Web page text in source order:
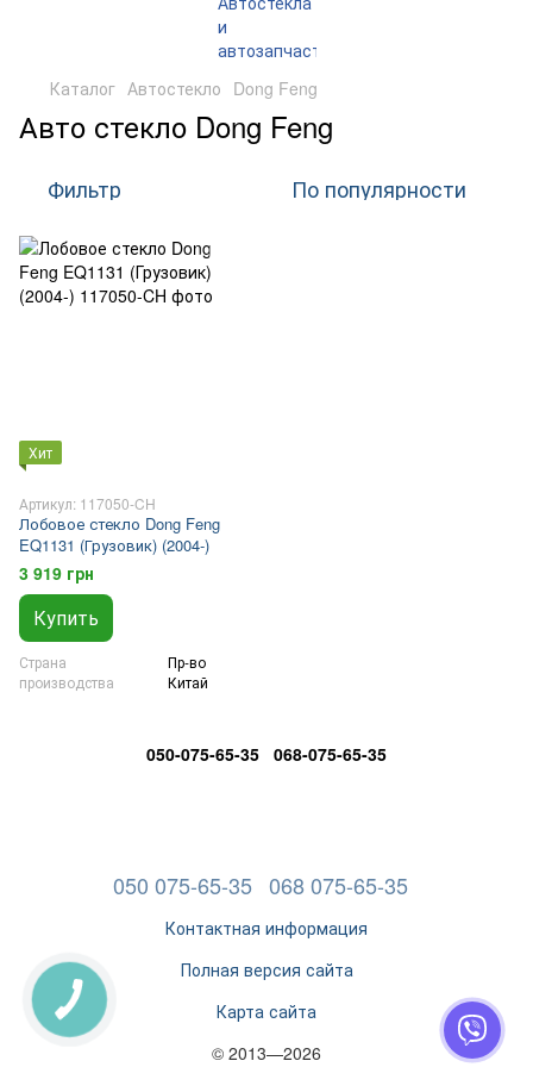
Каталог Автостекло Dong Feng
Авто стекло Dong Feng
Фильтр По популярности
Хит
Артикул: 117050-CH
Лобовое стекло Dong Feng
EQ1131 (Грузовик) (2004-)
3 919 грн
Купить
Страна
производства
Пр-во
Китай
050-075-65-35 068-075-65-35
050 075-65-35 068 075-65-35
Контактная информация
Полная версия сайта
Карта сайта
© 2013—2026